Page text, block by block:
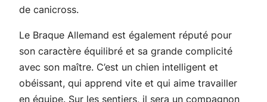
de canicross.
Le Braque Allemand est également réputé pour
son caractère équilibré et sa grande complicité
avec son maître. C’est un chien intelligent et
obéissant, qui apprend vite et qui aime travailler
en équipe. Sur les sentiers, il sera un compagnon